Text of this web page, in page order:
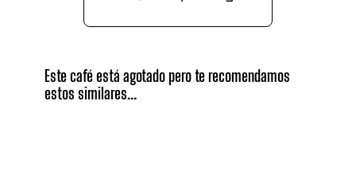
Este café está agotado pero te recomendamos
estos similares...